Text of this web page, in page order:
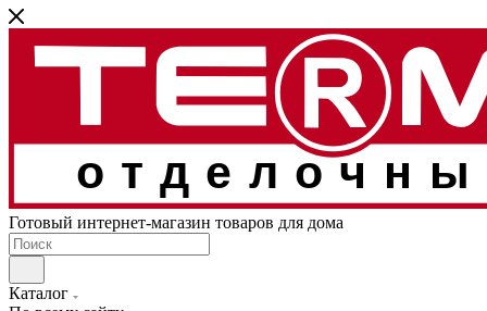
Готовый интернет-магазин товаров для дома
Каталог